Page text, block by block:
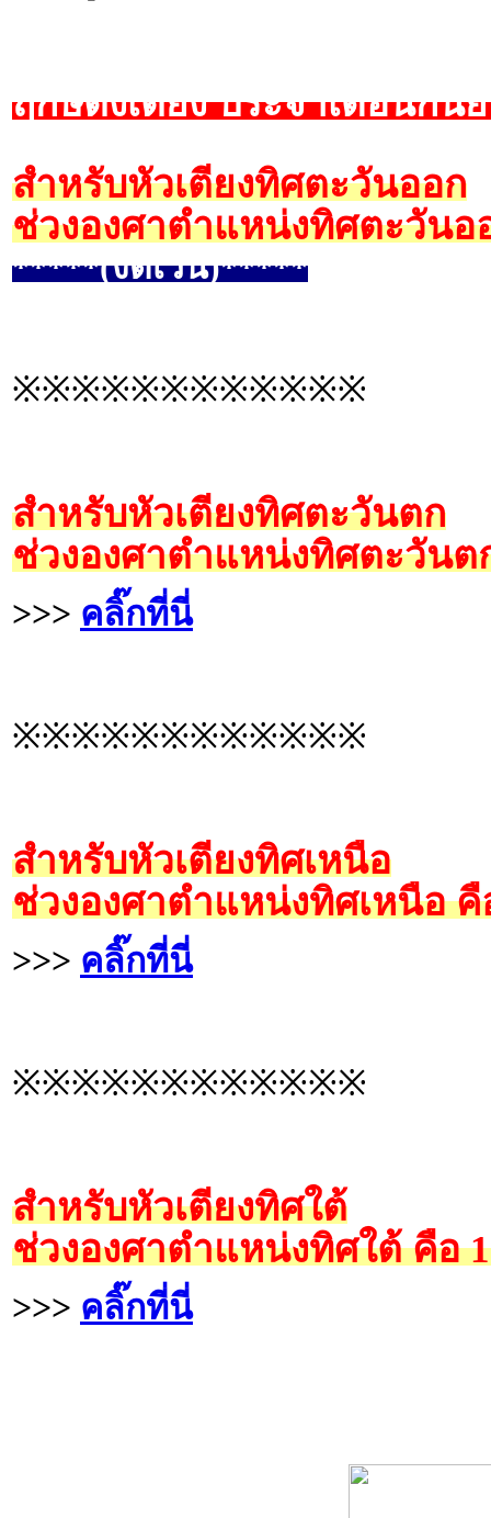
ฤกษ์ตั้งเตียง ประจำเดือนกัน
สำหรับหัวเตียงทิศตะวันออก
ช่วงองศาตำแหน่งทิศตะวันอ
*****(งดเว้น)*****
※※※※※※※※※※※※
สำหรับหัวเตียงทิศตะวันตก
ช่วงองศาตำแหน่งทิศตะวันต
>>> คลิ๊กที่นี่
※※※※※※※※※※※※
สำหรับหัวเตียงทิศเหนือ
ช่วงองศาตำแหน่งทิศเหนือ คื
>>> คลิ๊กที่นี่
※※※※※※※※※※※※
สำหรับหัวเตียงทิศใต้
ช่วงองศาตำแหน่งทิศใต้ คือ
>>> คลิ๊กที่นี่